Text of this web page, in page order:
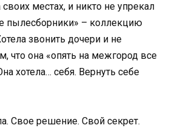
местах, и никто не упрекал
пылесборники» – коллекцию
звонить дочери и не
что она «опять на межгород все
хотела… себя. Вернуть себе
Свое решение. Свой секрет.